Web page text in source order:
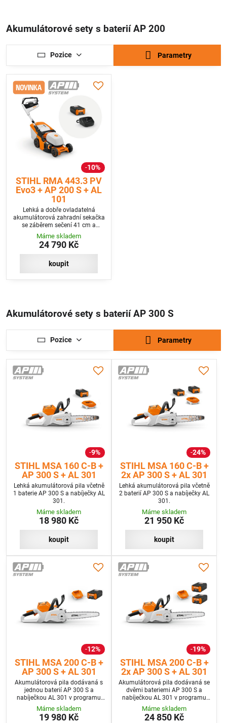
Akumulátorové sety s baterií AP 200
Pozice Parametry
10%
STIHL RMA 443.3 PV
Evo3 + AP 200 S + AL
101
Lehká a dobře ovladatelná
akumulátorová zahradní sekačka
se záběrem sečení 41 cm a
pohonem kol. Včetně 1 baterie a
nabíječky
Máme skladem
24 790 Kč
koupit
Akumulátorové sety s baterií AP 300 S
Pozice Parametry
9%
STIHL MSA 160 C-B +
AP 300 S + AL 301
Lehká akumulátorová pila včetně
1 baterie AP 300 S a nabíječky AL
301.
Máme skladem
18 980 Kč
koupit
24%
STIHL MSA 160 C-B +
2x AP 300 S + AL 301
Lehká akumulátorová pila včetně
2 baterií AP 300 S a nabíječky AL
301.
Máme skladem
21 950 Kč
koupit
12%
STIHL MSA 200 C-B +
AP 300 S + AL 301
Akumulátorová pila dodávaná s
jednou baterií AP 300 S a
nabíječkou AL 301 v programu
SET
Máme skladem
19 980 Kč
19%
STIHL MSA 200 C-B +
2x AP 300 S + AL 301
Akumulátorová pila dodávaná se
dvěmi bateriemi AP 300 S a
nabíječkou AL 301 v programu
SET+
Máme skladem
24 850 Kč